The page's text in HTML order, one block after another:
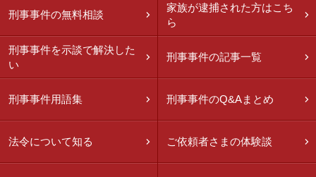
刑事事件の無料相談
家族が逮捕された方はこち
ら
刑事事件を示談で解決した
い
刑事事件の記事一覧
刑事事件用語集 刑事事件のQ&Aまとめ
法令について知る ご依頼者さまの体験談